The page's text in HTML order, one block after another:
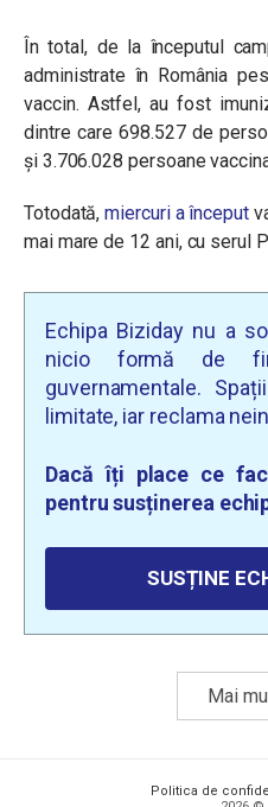
În total, de la începutul
administrate în România
vaccin. Astfel, au fost
dintre care 698.527 de
și 3.706.028 persoane
Totodată,miercuri a început
mai mare de 12 ani, cu serul
Echipa Biziday nu a
nicio formă de
guvernamentale.
limitate, iar reclama
Dacă îți place ce
pentru susținerea
SUSȚINE
Mai
Politica de